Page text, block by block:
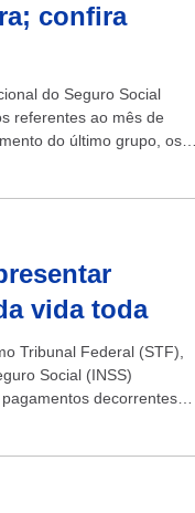
confira
do Seguro Social
referentes ao mês de
do último grupo, os
vida toda
Tribunal Federal (STF),
Social (INSS)
decorrentes